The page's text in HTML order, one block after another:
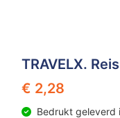
TRAVELX.
€ 2,28
Bedrukt geleverd